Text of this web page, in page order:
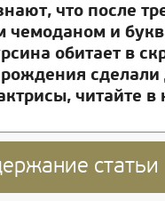
что после
чемоданом и
обитает в
читайте
статьи